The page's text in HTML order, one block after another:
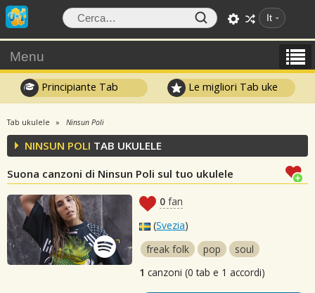
It
Menu
Principiante Tab Le migliori Tab uke
Tab ukulele Ninsun Poli
NINSUN POLI TAB UKULELE
Suona canzoni di Ninsun Poli sul tuo ukulele
0 fan
(Svezia)
freak folk
pop
soul
1 canzoni (0 tab e 1 accordi)